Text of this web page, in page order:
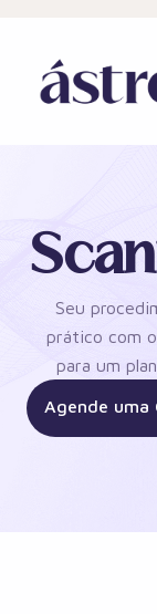
Seu
prático com
para um
Agende uma